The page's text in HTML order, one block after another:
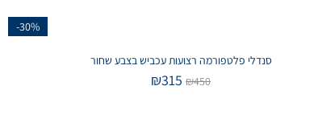
-30%
סנדלי פלטפורמה רצועות עכביש בצבע שחור
₪450
₪315